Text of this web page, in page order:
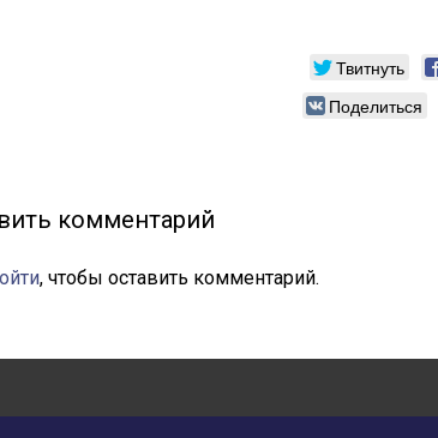
Твитнуть
Поделиться
комментарий
, чтобы оставить комментарий.